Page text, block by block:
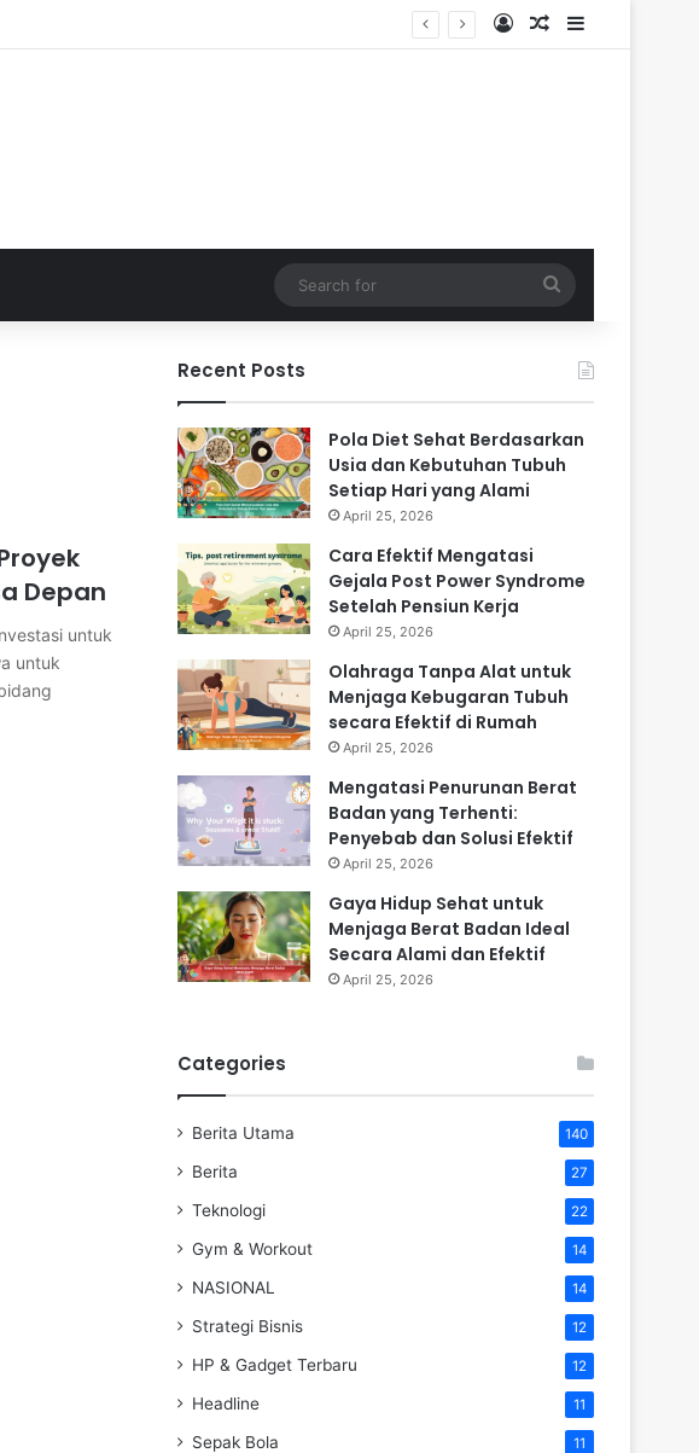
Kerja Log InRandom Article
Sidebar
for
Depan
untuk
untuk
Recent Posts
Pola Diet Sehat Berdasarkan
Usia dan Kebutuhan Tubuh
Setiap Hari yang Alami
April 25, 2026
Cara Efektif Mengatasi
Gejala Post Power Syndrome
Setelah Pensiun Kerja
April 25, 2026
Olahraga Tanpa Alat untuk
Menjaga Kebugaran Tubuh
secara Efektif di Rumah
April 25, 2026
Mengatasi Penurunan Berat
Badan yang Terhenti:
Penyebab dan Solusi Efektif
April 25, 2026
Gaya Hidup Sehat untuk
Menjaga Berat Badan Ideal
Secara Alami dan Efektif
April 25, 2026
Categories
Berita Utama 140
Berita 27
Teknologi 22
Gym & Workout 14
NASIONAL 14
Strategi Bisnis 12
HP & Gadget Terbaru 12
Headline 11
Sepak Bola 11